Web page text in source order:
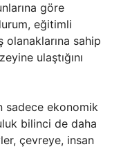
göre
eğitimli
sahip
ulaştığını
sadece ekonomik
bilinci de daha
çevreye, insan